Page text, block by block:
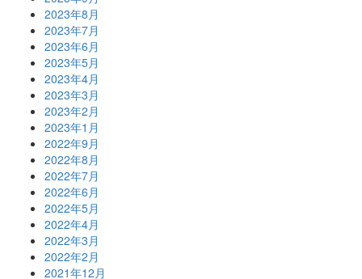
2023年8月
2023年7月
2023年6月
2023年5月
2023年4月
2023年3月
2023年2月
2023年1月
2022年9月
2022年8月
2022年7月
2022年6月
2022年5月
2022年4月
2022年3月
2022年2月
2021年12月